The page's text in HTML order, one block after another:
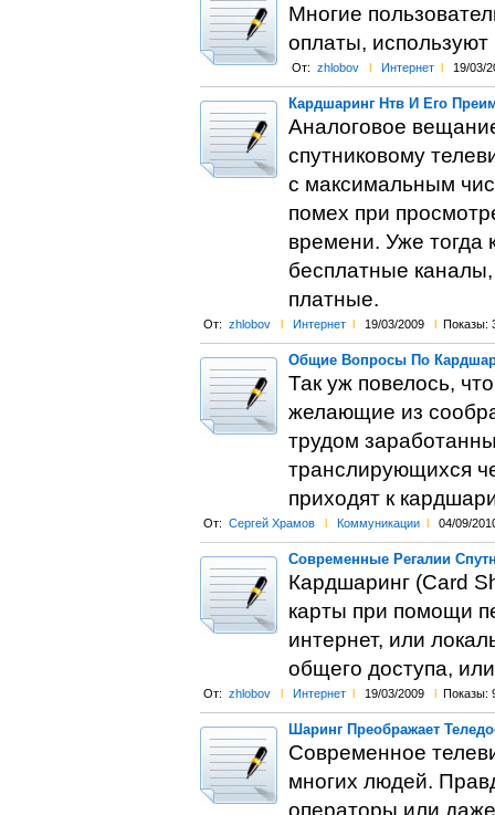
Многие
оплаты,
От: zhlobov l Интернет l 19/03/
Кардшаринг Нтв И Его
Аналоговое
спутниковому
с максимальным
помех при
времени. Уже
бесплатные
платные.
От: zhlobov l Интернет l 19/03/2009 l Показы:
Общие Вопросы По
Так уж повелось,
желающие из
трудом
транслирующихся
приходят к
От: Сергей Храмов l Коммуникации l 04/09/
Современные Регалии
Кардшаринг (Card
карты при помощи
интернет, или
общего доступа,
От: zhlobov l Интернет l 19/03/2009 l Показы:
Шаринг Преображает
Современное
многих людей.
операторы или